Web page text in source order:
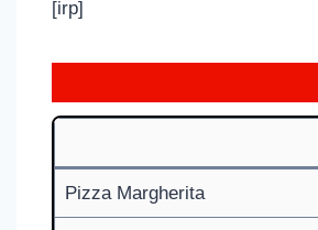
[irp]
Pizza Margherita